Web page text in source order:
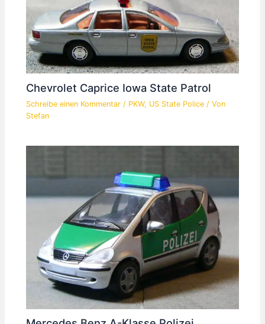
Chevrolet Caprice Iowa State Patrol
Schreibe einen Kommentar / PKW, US State Police / Von
Stefan